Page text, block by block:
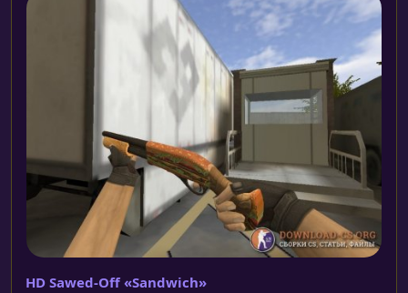
HD Sawed-Off «Sandwich»